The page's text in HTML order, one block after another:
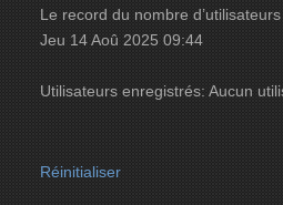
Le record du nombre
Jeu 14 Aoû 2025 09:44
Utilisateurs enregistrés: Aucun
Réinitialiser